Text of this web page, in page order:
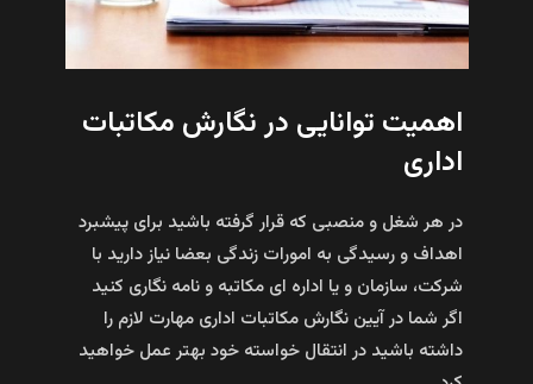
اهمیت توانایی در نگارش مکاتبات
اداری
در هر شغل و منصبی که قرار گرفته باشید برای پیشبرد
اهداف و رسیدگی به امورات زندگی بعضا نیاز دارید با
شرکت، سازمان و یا اداره ای مکاتبه و نامه نگاری کنید
اگر شما در آیین نگارش مکاتبات اداری مهارت لازم را
داشته باشید در انتقال خواسته خود بهتر عمل خواهید